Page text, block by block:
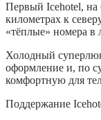
Первый Icehotel, на
километрах к
«тёплые» номера в
Холодный
оформление и, по
комфортную для
Поддержание